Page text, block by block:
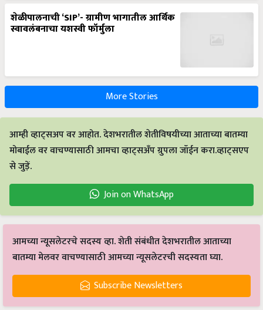
शेळीपालनाची ‘SIP’- ग्रामीण भागातील आर्थिक
स्वावलंबनाचा यशस्वी फॉर्मुला
More Stories
आम्ही व्हाट्सअप वर आहोत. देशभरातील शेतीविषयीच्या आताच्या बातम्या
मोबाईल वर वाचण्यासाठी आमचा व्हाट्सअँप ग्रुपला जॉईन करा.व्हाट्सएप
से जुड़ें.
Join on WhatsApp
आमच्या न्यूसलेटरचे सदस्य व्हा. शेती संबंधीत देशभरातील आताच्या
बातम्या मेलवर वाचण्यासाठी आमच्या न्यूसलेटरची सदस्यता घ्या.
Subscribe Newsletters